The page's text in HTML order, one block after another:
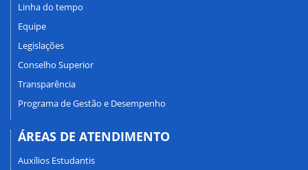
Linha do tempo
Equipe
Legislações
Conselho Superior
Transparência
Programa de Gestão e Desempenho
ÁREAS DE ATENDIMENTO
Auxílios Estudantis